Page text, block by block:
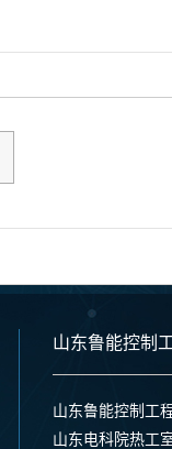
山东鲁能控制
山东鲁能控制工
山东电科院热工